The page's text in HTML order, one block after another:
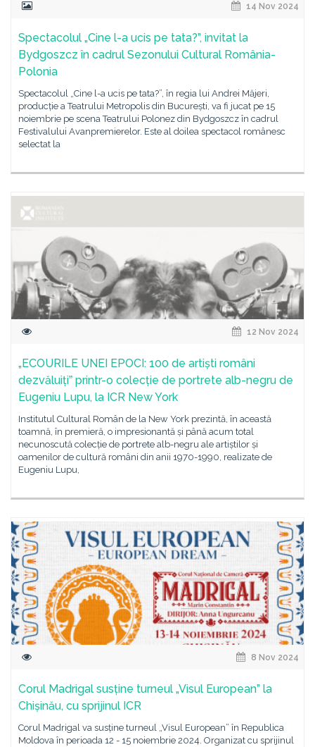
14 Nov 2024
Spectacolul „Cine l-a ucis pe tata?”, invitat la
Bydgoszcz în cadrul Sezonului Cultural România-
Polonia
Spectacolul „Cine l-a ucis pe tata?”, în regia lui Andrei Măjeri,
producție a Teatrului Metropolis din București, va fi jucat pe 15
noiembrie pe scena Teatrului Polonez din Bydgoszcz în cadrul
Festivalului Avanpremierelor. Este al doilea spectacol românesc
selectat la
12 Nov 2024
„ECOURILE UNEI EPOCI: 100 de artiști români
dezvăluițiˮ printr-o colecție de portrete alb-negru de
Eugeniu Lupu, la ICR New York
Institutul Cultural Român de la New York prezintă, în această
toamnă, în premieră, o impresionantă și până acum total
necunoscută colecție de portrete alb-negru ale artiștilor și
oamenilor de cultură români din anii 1970-1990, realizate de
Eugeniu Lupu,
8 Nov 2024
Corul Madrigal susține turneul „Visul European” la
Chișinău, cu sprijinul ICR
Corul Madrigal va susține turneul „Visul European” în Republica
Moldova în perioada 12 - 15 noiembrie 2024. Organizat cu sprijinul